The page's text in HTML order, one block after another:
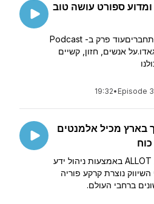
ספורט עושה טוב
כשטכנולוגיה, אנשים וחזון מתחבריםעוד פרק ב- Podcast
אנשים, חזון, קשיים
Episode 3
•
19:32
בארץ מכיל אלמנטים
שיחה עם לאה גלמן מחברת ALLOT באמצעות ניהול ידע
השיווק נוצרת קרקע פוריה
ברחבי העולם.